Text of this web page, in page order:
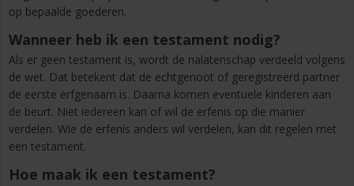
op bepaalde goederen.
Wanneer heb ik een testament nodig?
Als er geen testament is, wordt de nalatenschap verdeeld volgens
de wet. Dat betekent dat de echtgenoot of geregistreerd partner
de eerste erfgenaam is. Daarna komen eventuele kinderen aan
de beurt. Niet iedereen kan of wil de erfenis op die manier
verdelen. Wie de erfenis anders wil verdelen, kan dit regelen met
een testament.
Hoe maak ik een testament?